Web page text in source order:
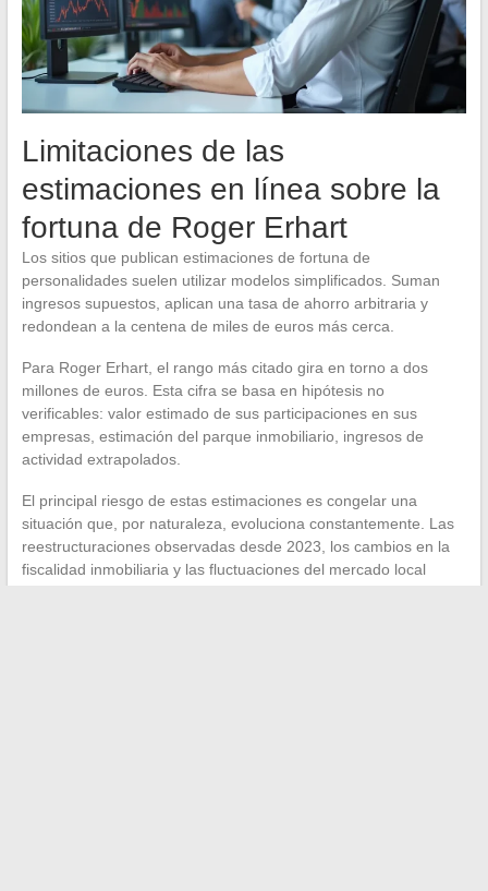
Limitaciones de las
estimaciones en línea sobre la
fortuna de Roger Erhart
Los sitios que publican estimaciones de fortuna de
personalidades suelen utilizar modelos simplificados. Suman
ingresos supuestos, aplican una tasa de ahorro arbitraria y
redondean a la centena de miles de euros más cerca.
Para Roger Erhart, el rango más citado gira en torno a dos
millones de euros. Esta cifra se basa en hipótesis no
verificables: valor estimado de sus participaciones en sus
empresas, estimación del parque inmobiliario, ingresos de
actividad extrapolados.
El principal riesgo de estas estimaciones es congelar una
situación que, por naturaleza, evoluciona constantemente. Las
reestructuraciones observadas desde 2023, los cambios en la
fiscalidad inmobiliaria y las fluctuaciones del mercado local